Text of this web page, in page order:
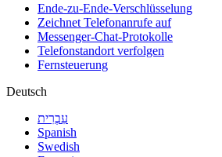
Ende-zu-Ende-Verschlüsselung
Zeichnet Telefonanrufe auf
Messenger-Chat-Protokolle
Telefonstandort verfolgen
Fernsteuerung
Deutsch
עִבְרִית
Spanish
Swedish